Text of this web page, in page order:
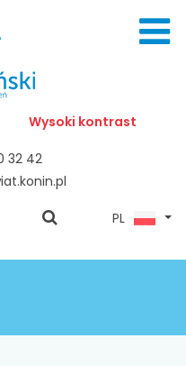
Wysoki kontrast
32 42
pokaż
PL